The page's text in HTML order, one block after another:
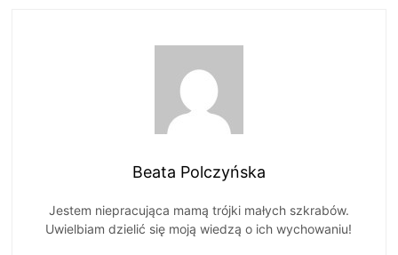
Beata Polczyńska
Jestem niepracująca mamą trójki małych szkrabów.
Uwielbiam dzielić się moją wiedzą o ich wychowaniu!